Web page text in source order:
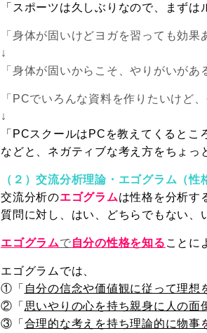
「スポーツは久しぶりなので、まず
「身体が固いけどヨガを習っても効果
↓
「身体が固いからこそ、やりがいがあ
「PCでいろんな資料を作りたいけど
↓
「PCスクールはPCを教えてくるとこ
などと、ネガティブな考え方をちょっ
（２）交流分析理論・エゴグラム（性
交流分析のエゴグラムは性格を分析す
質問に対し、はい、どちらでもない、
エゴグラムで自分の性格を知る ことに
エゴグラムでは、
①「 自分の信念や価値観に従って理想
②「 思いやりの心を持ち親身に人の面
③「 合理的な考えを持ち理論的に物事